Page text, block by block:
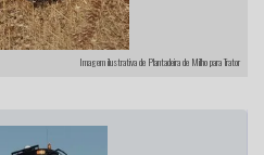
Imagem ilustrativa de Plantadeira de Milho para Trator